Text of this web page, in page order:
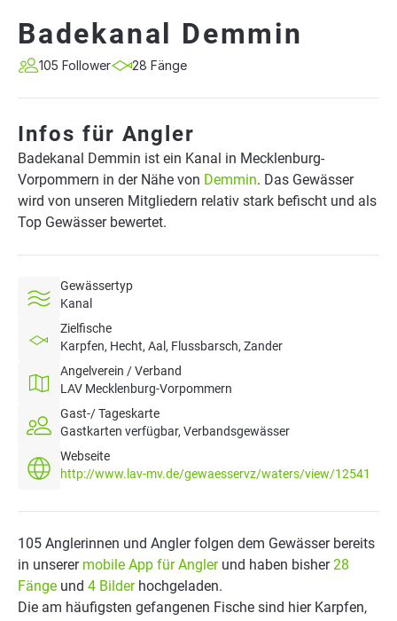
Badekanal Demmin
105 Follower 28 Fänge
Infos für Angler
Badekanal Demmin ist ein Kanal in Mecklenburg-
Vorpommern in der Nähe von Demmin. Das Gewässer
wird von unseren Mitgliedern relativ stark befischt und als
Top Gewässer bewertet.
Gewässertyp
Kanal
Zielfische
Karpfen, Hecht, Aal, Flussbarsch, Zander
Angelverein / Verband
LAV Mecklenburg-Vorpommern
Gast-/ Tageskarte
Gastkarten verfügbar, Verbandsgewässer
Webseite
http://www.lav-mv.de/gewaesservz/waters/view/12541
105 Anglerinnen und Angler folgen dem Gewässer bereits
in unserer mobile App für Anglerund haben bisher28
Fänge und 4 Bilderhochgeladen.
Die am häufigsten gefangenen Fische sind hier Karpfen,